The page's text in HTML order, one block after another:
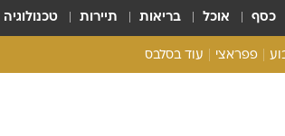
כסף אוכל בריאות תיירות טכנולוגיה
פפראצי עוד בסלבס